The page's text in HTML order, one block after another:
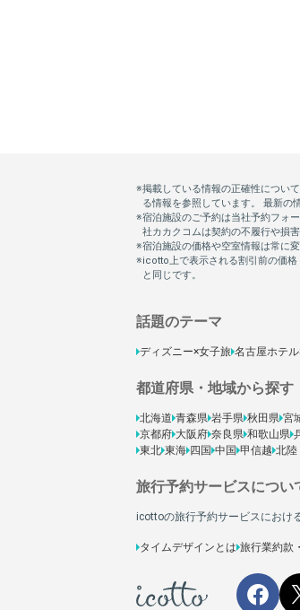
話題のテーマ
ディズニー×女子旅 名古屋ホテ
都道府県・地域から探す
北海道 青森県 岩手県 秋田県 宮
京都府 大阪府 奈良県 和歌山県
東北 東海 四国 中国 甲信越 北陸
旅行予約サービスについ
icottoの旅行予約サービスにおけ
タイムデザインとは 旅行業約款